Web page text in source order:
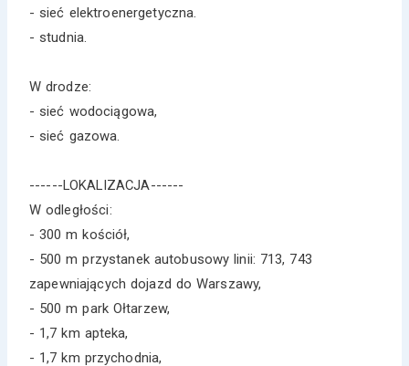
- sieć elektroenergetyczna.
- studnia.
W drodze:
- sieć wodociągowa,
- sieć gazowa.
------LOKALIZACJA------
W odległości:
- 300 m kościół,
- 500 m przystanek autobusowy linii: 713, 743
zapewniających dojazd do Warszawy,
- 500 m park Ołtarzew,
- 1,7 km apteka,
- 1,7 km przychodnia,